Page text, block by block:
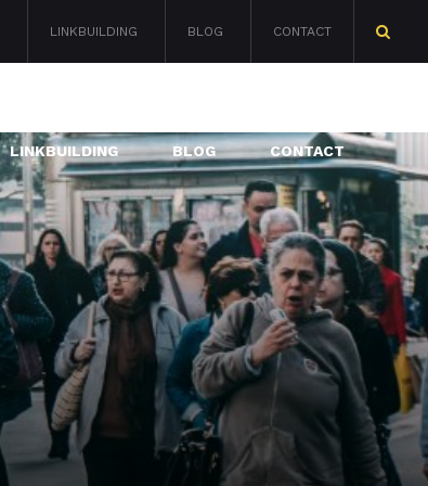
LINKBUILDING BLOG CONTACT
LINKBUILDING BLOG CONTACT